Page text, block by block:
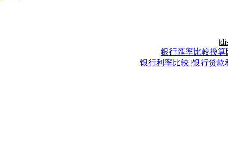
|
銀行匯率比較換算
|银行利率比较 |银行贷款